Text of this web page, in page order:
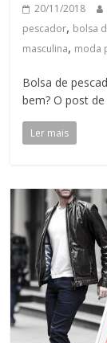
20/11/2018
pescador, bolsa
masculina, moda
Bolsa de
bem? O post
Ler mais